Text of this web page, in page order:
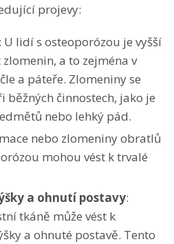
projevy:
: U lidí s osteoporózou je vyšší
a to zejména v
a páteře. Zlomeniny se
běžných činnostech, jako je
nebo lehký pád.
nebo zlomeniny obratlů
mohou vést k trvalé
a ohnutí postavy:
tkáně může vést k
a ohnuté postavě. Tento